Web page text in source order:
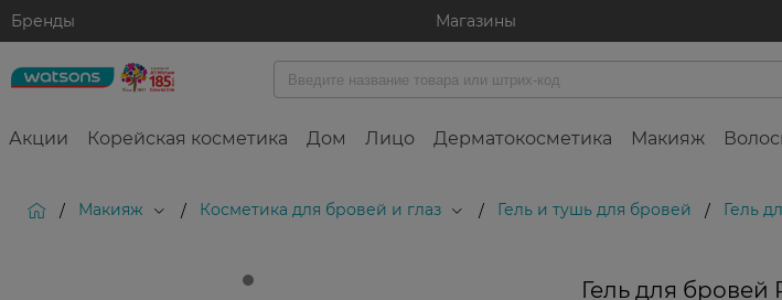
Бренды Магазины
Акции Корейская косметика Дом Лицо Дерматокосметика Макияж
/ Макияж / Косметика для бровей и глаз / Гель и тушь для бровей / Гель
Гель для